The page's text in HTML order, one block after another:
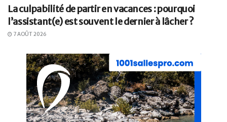
La culpabilité de partir en vacances : pourquoi
l’assistant(e) est souvent le dernier à lâcher ?
7 AOÛT 2026